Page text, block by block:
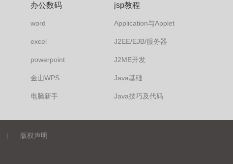
办公数码
word
excel
powerpoint
金山WPS
电脑新手
jsp教程
Application与Applet
J2EE/EJB/服务器
J2ME开发
Java基础
Java技巧及代码
| 版权声明